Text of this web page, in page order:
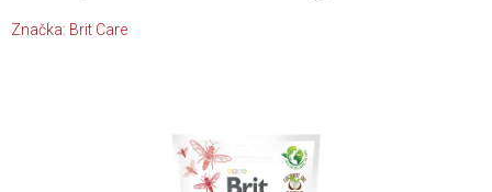
Značka: Brit Care